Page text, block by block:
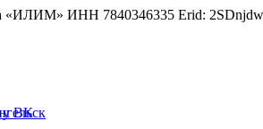
«ИЛИМ» ИНН 7840346335 Erid: